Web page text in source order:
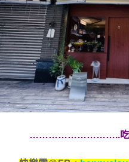
………………………..吃喝